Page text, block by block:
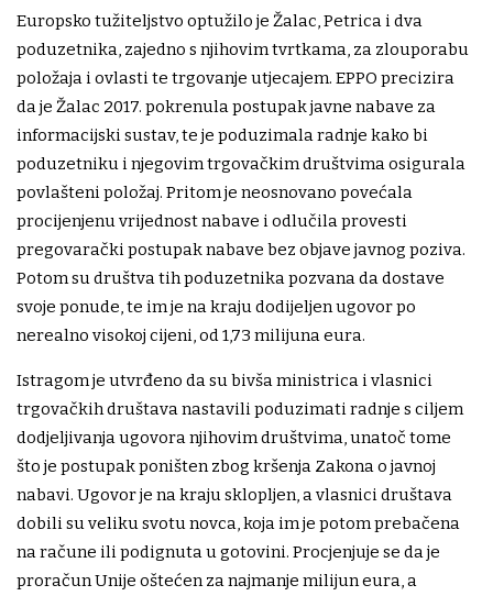
Europsko tužiteljstvo optužilo je Žalac, Petrica i dva
poduzetnika, zajedno s njihovim tvrtkama, za zlouporabu
položaja i ovlasti te trgovanje utjecajem. EPPO precizira
da je Žalac 2017. pokrenula postupak javne nabave za
informacijski sustav, te je poduzimala radnje kako bi
poduzetniku i njegovim trgovačkim društvima osigurala
povlašteni položaj. Pritom je neosnovano povećala
procijenjenu vrijednost nabave i odlučila provesti
pregovarački postupak nabave bez objave javnog poziva.
Potom su društva tih poduzetnika pozvana da dostave
svoje ponude, te im je na kraju dodijeljen ugovor po
nerealno visokoj cijeni, od 1,73 milijuna eura.
Istragom je utvrđeno da su bivša ministrica i vlasnici
trgovačkih društava nastavili poduzimati radnje s ciljem
dodjeljivanja ugovora njihovim društvima, unatoč tome
što je postupak poništen zbog kršenja Zakona o javnoj
nabavi. Ugovor je na kraju sklopljen, a vlasnici društava
dobili su veliku svotu novca, koja im je potom prebačena
na račune ili podignuta u gotovini. Procjenjuje se da je
proračun Unije oštećen za najmanje milijun eura, a